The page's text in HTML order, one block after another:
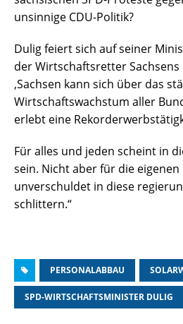
unsinnige CDU-Politik?
Dulig feiert sich auf seiner
der Wirtschaftsretter
‚Sachsen kann sich über das
Wirtschaftswachstum aller
erlebt eine
Für alles und jeden scheint in
sein. Nicht aber für die
unverschuldet in diese
schlittern.“
PERSONALABBAU
SPD-WIRTSCHAFTSMINISTER DULIG